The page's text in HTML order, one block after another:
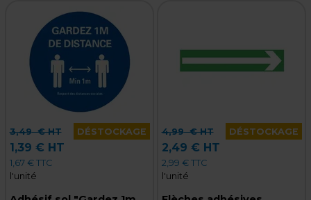
3,49€ HT DÉSTOCKAGE
1,39 € HT
1,67 € TTC
l'unité
4,99€ HT DÉSTOCKAGE
2,49 € HT
2,99 € TTC
l'unité